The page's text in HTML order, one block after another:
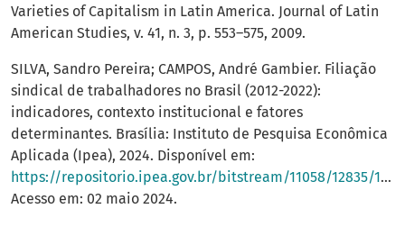
Varieties of Capitalism in Latin America. Journal of Latin
American Studies, v. 41, n. 3, p. 553–575, 2009.
SILVA, Sandro Pereira; CAMPOS, André Gambier. Filiação
sindical de trabalhadores no Brasil (2012-2022):
indicadores, contexto institucional e fatores
determinantes. Brasília: Instituto de Pesquisa Econômica
Aplicada (Ipea), 2024. Disponível em:
https://repositorio.ipea.gov.br/bitstream/11058/12835/1/Publicacao_expressa_TD_2957.pdf
Acesso em: 02 maio 2024.